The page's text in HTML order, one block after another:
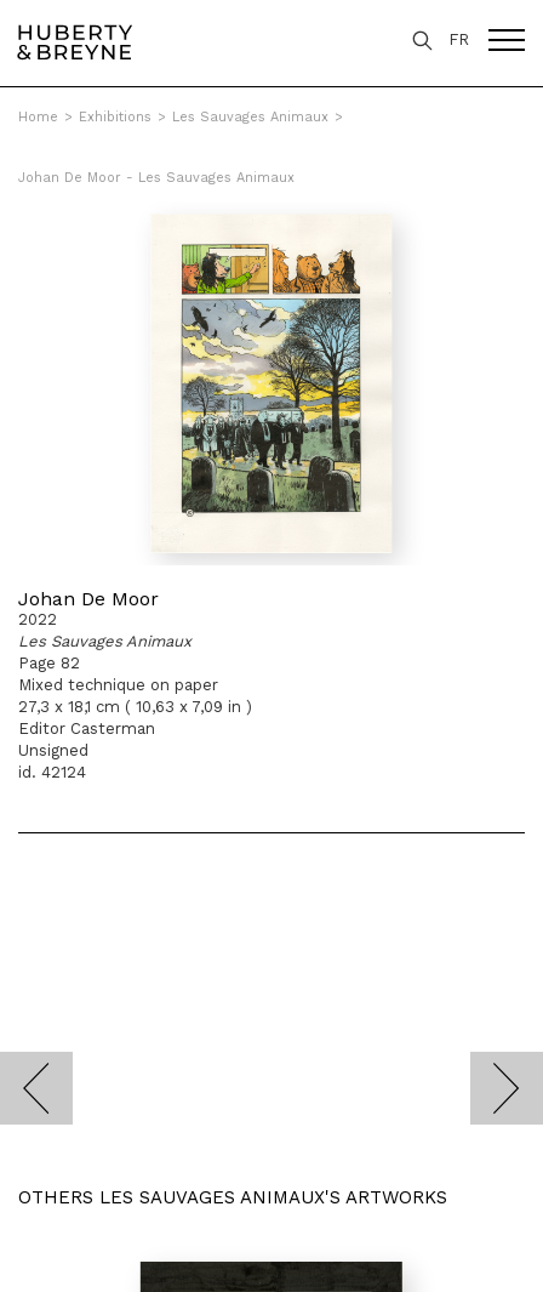
FR
Home > Exhibitions > Les Sauvages Animaux >
Johan De Moor - Les Sauvages Animaux
Johan De Moor
2022
Les Sauvages Animaux
Page 82
Mixed technique on paper
27,3 x 18,1 cm ( 10,63 x 7,09 in )
Editor Casterman
Unsigned
id. 42124
OTHERS LES SAUVAGES ANIMAUX'S ARTWORKS